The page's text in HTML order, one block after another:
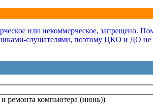
или некоммерческое, запрещено.
слушателями, поэтому ЦКО и ДО не
ремонта компьютера (июнь))